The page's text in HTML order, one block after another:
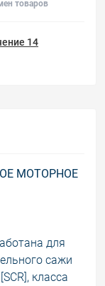
товаров
14
МОТОРНОЕ
для
сажи
класса